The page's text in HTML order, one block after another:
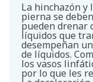
La hinchazón y
pierna se
pueden drenar
líquidos que
desempeñan
de líquidos.
los vasos
por lo que les